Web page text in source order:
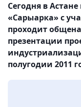
Сегодня в
«Сарыарка» с
проходит
презентации
полугодии 2011